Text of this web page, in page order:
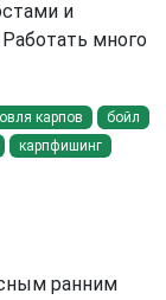
и
много
карпов
бойл
карпфишинг
ранним